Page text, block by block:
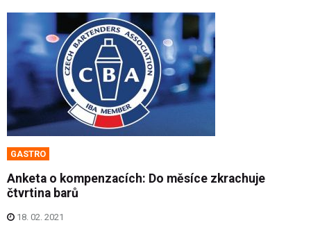
GASTRO
Anketa o kompenzacích: Do měsíce zkrachuje
čtvrtina barů
18. 02. 2021